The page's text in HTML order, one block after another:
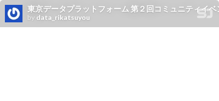
東京データプラットフォーム 第２回コミュニティイベ
by data_rikatsuyou